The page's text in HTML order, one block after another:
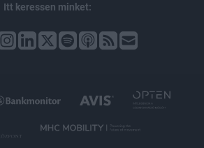
Itt keressen minket: